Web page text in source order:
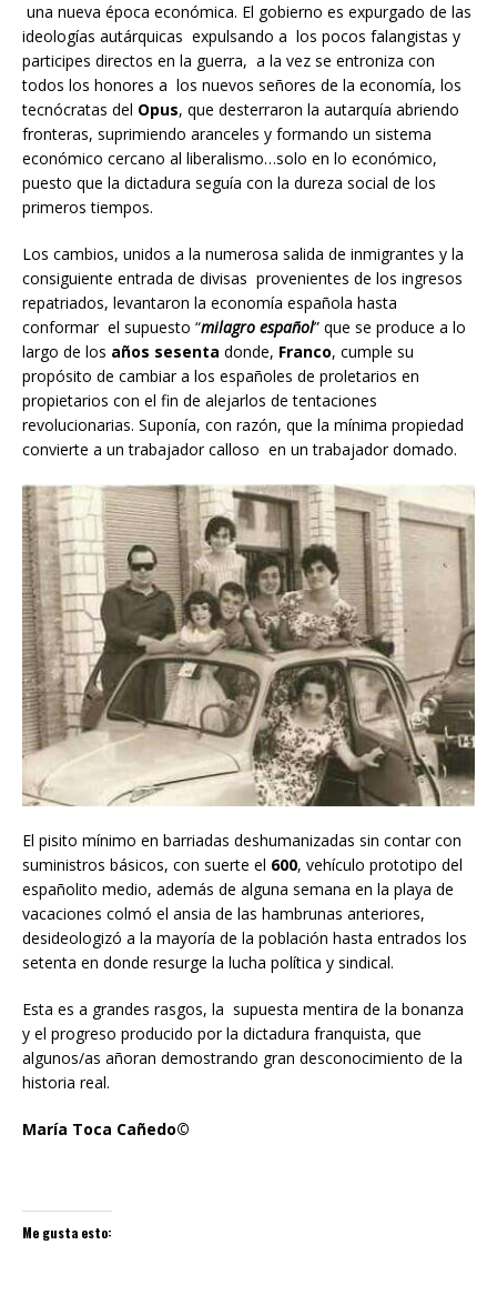
una nueva época económica. El gobierno es expurgado de las
ideologías autárquicas expulsando a los pocos falangistas y
participes directos en la guerra, a la vez se entroniza con
todos los honores a los nuevos señores de la economía, los
tecnócratas del Opus, que desterraron la autarquía abriendo
fronteras, suprimiendo aranceles y formando un sistema
económico cercano al liberalismo…solo en lo económico,
puesto que la dictadura seguía con la dureza social de los
primeros tiempos.
Los cambios, unidos a la numerosa salida de inmigrantes y la
consiguiente entrada de divisas provenientes de los ingresos
repatriados, levantaron la economía española hasta
conformar el supuesto “milagro español” que se produce a lo
largo de los años sesenta donde, Franco, cumple su
propósito de cambiar a los españoles de proletarios en
propietarios con el fin de alejarlos de tentaciones
revolucionarias. Suponía, con razón, que la mínima propiedad
convierte a un trabajador calloso en un trabajador domado.
El pisito mínimo en barriadas deshumanizadas sin contar con
suministros básicos, con suerte el 600, vehículo prototipo del
españolito medio, además de alguna semana en la playa de
vacaciones colmó el ansia de las hambrunas anteriores,
desideologizó a la mayoría de la población hasta entrados los
setenta en donde resurge la lucha política y sindical.
Esta es a grandes rasgos, la supuesta mentira de la bonanza
y el progreso producido por la dictadura franquista, que
algunos/as añoran demostrando gran desconocimiento de la
historia real.
María Toca Cañedo©
Me gusta esto: